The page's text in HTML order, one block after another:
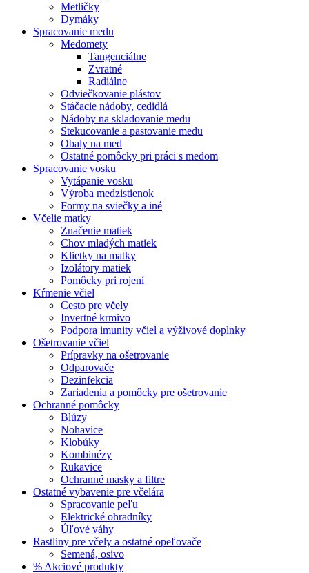
Metličky
Dymáky
Spracovanie medu
Medomety
Tangenciálne
Zvratné
Radiálne
Odviečkovanie plástov
Stáčacie nádoby, cedidlá
Nádoby na skladovanie medu
Stekucovanie a pastovanie medu
Obaly na med
Ostatné pomôcky pri práci s medom
Spracovanie vosku
Vytápanie vosku
Výroba medzistienok
Formy na sviečky a iné
Včelie matky
Značenie matiek
Chov mladých matiek
Klietky na matky
Izolátory matiek
Pomôcky pri rojení
Kŕmenie včiel
Cesto pre včely
Invertné krmivo
Podpora imunity včiel a výživové doplnky
Ošetrovanie včiel
Prípravky na ošetrovanie
Odparovače
Dezinfekcia
Zariadenia a pomôcky pre ošetrovanie
Ochranné pomôcky
Blúzy
Nohavice
Klobúky
Kombinézy
Rukavice
Ochranné masky a filtre
Ostatné vybavenie pre včelára
Spracovanie peľu
Elektrické ohradníky
Úľové váhy
Rastliny pre včely a ostatné opeľovače
Semená, osivo
% Akciové produkty